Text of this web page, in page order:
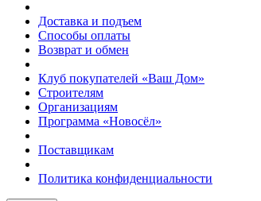
Доставка и подъем
Способы оплаты
Возврат и обмен
Клуб покупателей «Ваш Дом»
Строителям
Организациям
Программа «Новосёл»
Поставщикам
Политика конфиденциальности